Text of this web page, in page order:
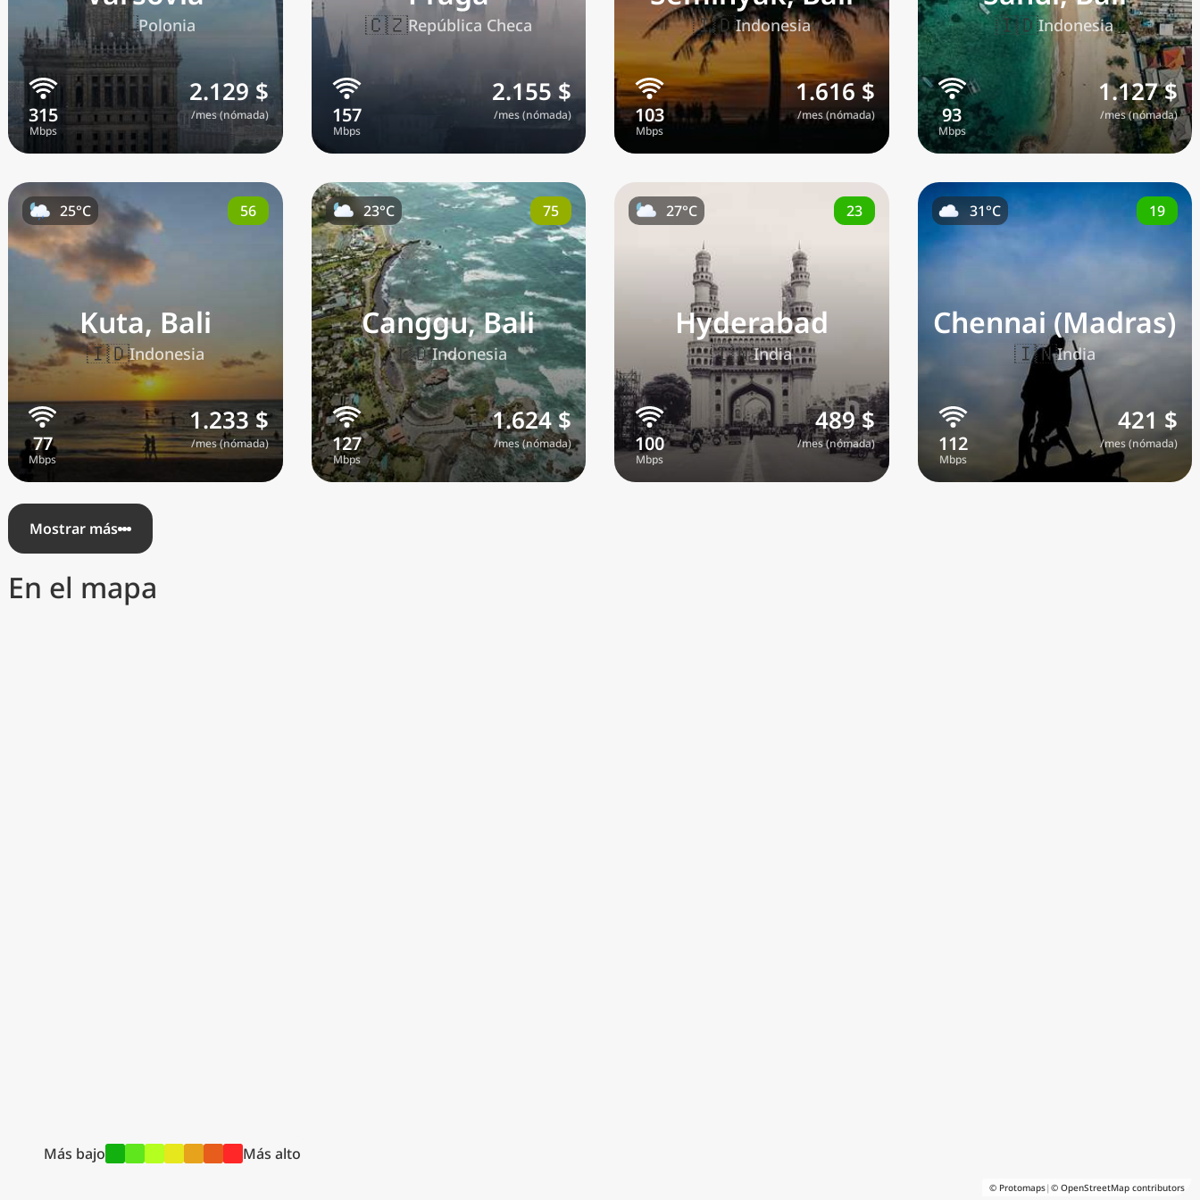
🇵🇱Polonia
2.129 $
/mes (nómada)
🇨🇿República Checa
2.155 $
/mes (nómada)
🇮🇩Indonesia
1.616 $
/mes (nómada)
🇮🇩Indonesia
1.127 $
/mes (nómada)
Kuta, Bali
🇮🇩Indonesia
1.233 $
/mes (nómada)
25°C 56
Canggu, Bali
🇮🇩Indonesia
1.624 $
/mes (nómada)
23°C 75
Hyderabad
🇮🇳India
489 $
/mes (nómada)
27°C 23
Chennai (Madras)
🇮🇳India
421 $
/mes (nómada)
31°C 19
Mostrar más
En el mapa
Más bajo Más alto
© Protomaps| © OpenStreetMap contributors
+ Añadir ciudad